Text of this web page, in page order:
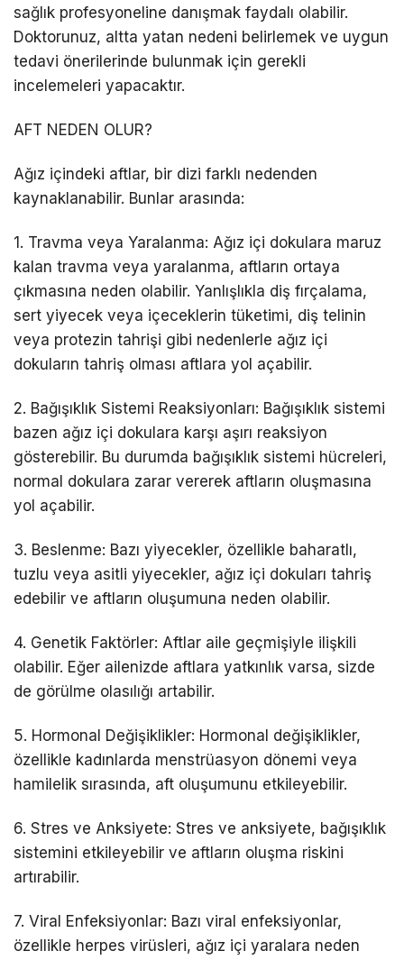
sağlık profesyoneline danışmak faydalı olabilir.
Doktorunuz, altta yatan nedeni belirlemek ve uygun
tedavi önerilerinde bulunmak için gerekli
incelemeleri yapacaktır.
AFT NEDEN OLUR?
Ağız içindeki aftlar, bir dizi farklı nedenden
kaynaklanabilir. Bunlar arasında:
1. Travma veya Yaralanma: Ağız içi dokulara maruz
kalan travma veya yaralanma, aftların ortaya
çıkmasına neden olabilir. Yanlışlıkla diş fırçalama,
sert yiyecek veya içeceklerin tüketimi, diş telinin
veya protezin tahrişi gibi nedenlerle ağız içi
dokuların tahriş olması aftlara yol açabilir.
2. Bağışıklık Sistemi Reaksiyonları: Bağışıklık sistemi
bazen ağız içi dokulara karşı aşırı reaksiyon
gösterebilir. Bu durumda bağışıklık sistemi hücreleri,
normal dokulara zarar vererek aftların oluşmasına
yol açabilir.
3. Beslenme: Bazı yiyecekler, özellikle baharatlı,
tuzlu veya asitli yiyecekler, ağız içi dokuları tahriş
edebilir ve aftların oluşumuna neden olabilir.
4. Genetik Faktörler: Aftlar aile geçmişiyle ilişkili
olabilir. Eğer ailenizde aftlara yatkınlık varsa, sizde
de görülme olasılığı artabilir.
5. Hormonal Değişiklikler: Hormonal değişiklikler,
özellikle kadınlarda menstrüasyon dönemi veya
hamilelik sırasında, aft oluşumunu etkileyebilir.
6. Stres ve Anksiyete: Stres ve anksiyete, bağışıklık
sistemini etkileyebilir ve aftların oluşma riskini
artırabilir.
7. Viral Enfeksiyonlar: Bazı viral enfeksiyonlar,
özellikle herpes virüsleri, ağız içi yaralara neden